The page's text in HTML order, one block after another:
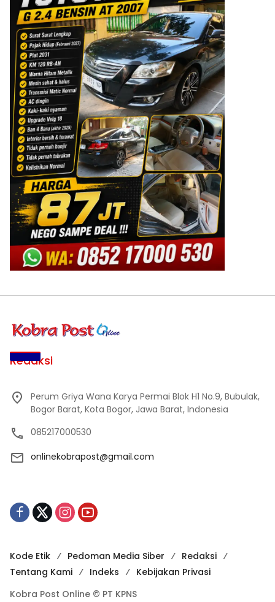
Redaksi
Perum Griya Wana Karya Permai Blok H1 No.9, Bubulak,
Bogor Barat, Kota Bogor, Jawa Barat, Indonesia
085217000530
onlinekobrapost@gmail.com
Kode Etik Pedoman Media Siber
Redaksi
Tentang Kami
Indeks
Kebijakan Privasi
Kobra Post Online © PT KPNS